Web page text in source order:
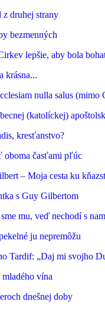
z druhej strany
bezmenných
lepšie, aby bola
krásna...
nulla salus (mimo
(katolíckej)
kresťanstvo?
oboma časťami pľúc
– Moja cesta ku
s Guy Gilbertom
mu, veď nechodí s
ju nepremôžu
Tardif: „Daj mi svojho
vína
dnešnej doby